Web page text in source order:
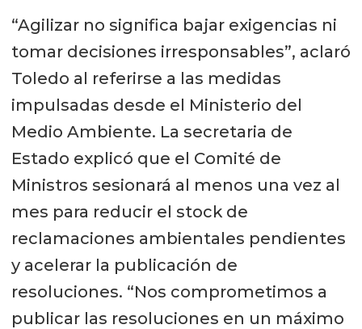
“Agilizar no significa bajar exigencias ni
tomar decisiones irresponsables”, aclaró
Toledo al referirse a las medidas
impulsadas desde el Ministerio del
Medio Ambiente. La secretaria de
Estado explicó que el Comité de
Ministros sesionará al menos una vez al
mes para reducir el stock de
reclamaciones ambientales pendientes
y acelerar la publicación de
resoluciones. “Nos comprometimos a
publicar las resoluciones en un máximo